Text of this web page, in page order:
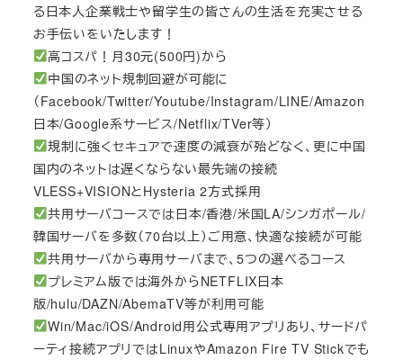
る日本人企業戦士や留学生の皆さんの生活を充実させる
お手伝いをいたします！
高コスパ！月30元(500円)から
中国のネット規制回避が可能に
（Facebook/Twitter/Youtube/Instagram/LINE/Amazon
日本/Google系サービス/Netflix/TVer等）
規制に強くセキュアで速度の減衰が殆どなく、更に中国
国内のネットは遅くならない最先端の接続
VLESS+VISIONとHysteria 2方式採用
共用サーバコースでは日本/香港/米国LA/シンガポール/
韓国サーバを多数（70台以上）ご用意、快適な接続が可能
共用サーバから専用サーバまで、5つの選べるコース
プレミアム版では海外からNETFLIX日本
版/hulu/DAZN/AbemaTV等が利用可能
Win/Mac/iOS/Android用公式専用アプリあり、サードパ
ーティ接続アプリではLinuxやAmazon Fire TV Stickでも